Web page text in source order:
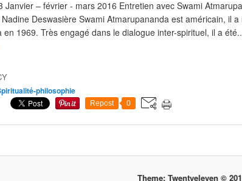
Janvier – février - mars 2016 Entretien avec Swami
Deswasière Swami Atmarupananda est américain, il
en 1969. Très engagé dans le dialogue inter-spirituel, il a
philosophie
Repost 0
Theme: Twentyeleven ©